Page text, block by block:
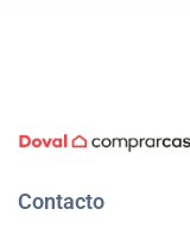
Contacto